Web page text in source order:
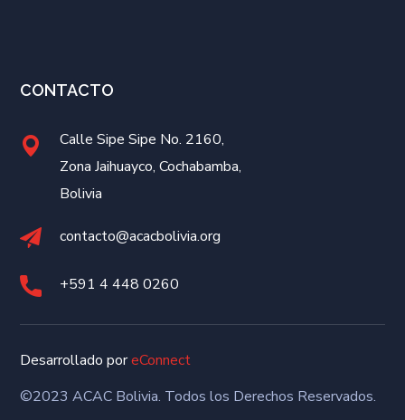
CONTACTO
Calle Sipe Sipe No. 2160,
Zona Jaihuayco, Cochabamba,
Bolivia
contacto@acacbolivia.org
+591 4448 0260
Desarrollado poreConnect
©2023 ACAC Bolivia. Todos los Derechos Reservados.